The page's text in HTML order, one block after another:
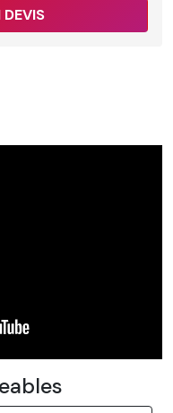
DEVIS